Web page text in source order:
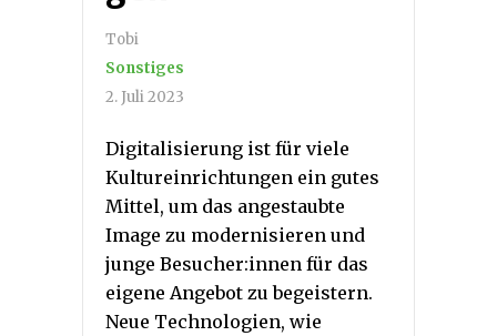
Tobi
Sonstiges
2. Juli 2023
Digitalisierung ist für viele
Kultureinrichtungen ein gutes
Mittel, um das angestaubte
Image zu modernisieren und
junge Besucher:innen für das
eigene Angebot zu begeistern.
Neue Technologien, wie